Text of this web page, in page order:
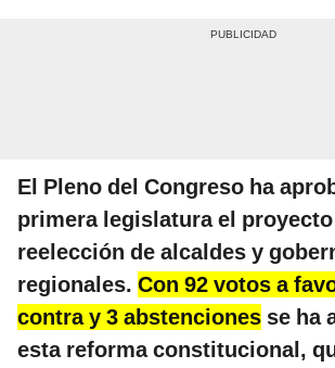
El Pleno del Congreso ha
primera legislatura el
reelección de alcaldes y
regionales. Con 92 votos a
contra y 3 abstenciones se ha
esta reforma constitucional,